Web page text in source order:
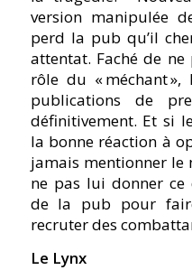
version manipulée
perd la pub qu’il
attentat. Faché de
rôle du « méchant
publications de
définitivement. Et si
la bonne réaction à
jamais mentionner le
ne pas lui donner ce
de la pub pour
recruter des
Le Lynx